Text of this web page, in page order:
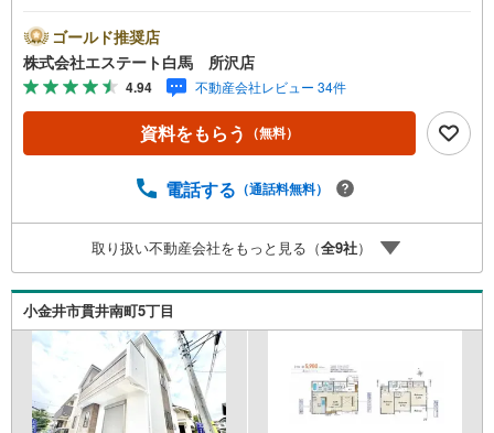
や学費等も含めてシミュレーションをご提案できます2.物
件情報が豊富所沢市を中心にたくさんの情報をご用意して
おります。インターネット広告前の物件も多数取り揃えて
おります。お客様のご希望エリアをお申し付けください。
3.自社グループでリフォーム、新築請負所沢店の3階はリフ
ォーム、注文建築部門の相談スペースです。一級建築士を
て、リフォームや注文建築についてご相談頂けます4.年中
～19:00 この時間はお電話でのお問合わせがスムーズです
5.お子様連れでおこしくださいキッズスペース、授乳室、
オムツ替えベッド、アンパンマンジュースをご用意してお
ります。ご見学ご希望の方は、右上の“室内・現地を見学す
る（無料）をボタンからご予約ください。
ゴールド推奨店
株式会社エステート白馬 所沢店
4.94 不動産会社レビュー 34件
資料をもらう （無料）
電話する （通話料無料）
取り扱い不動産会社をもっと見る（全9社）
小金井市貫井南町5丁目